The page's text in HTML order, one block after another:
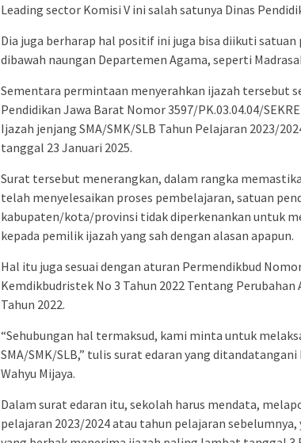
Leading sector Komisi V ini salah satunya Dinas
Dia juga berharap hal positif ini juga bisa diikuti satuan
dibawah naungan Departemen Agama, seperti
Sementara permintaan menyerahkan ijazah tersebut
Pendidikan Jawa Barat Nomor 3597/PK.03.04.04/
Ijazah jenjang SMA/SMK/SLB Tahun Pelajaran 2023/
tanggal 23 Januari 2025.
Surat tersebut menerangkan, dalam rangka
telah menyelesaikan proses pembelajaran, satuan
kabupaten/kota/provinsi tidak diperkenankan untuk
kepada pemilik ijazah yang sah dengan alasan apapun.
Hal itu juga sesuai dengan aturan Permendikbud
Kemdikbudristek No 3 Tahun 2022 Tentang
Tahun 2022.
“Sehubungan hal termaksud, kami minta untuk
SMA/SMK/SLB,” tulis surat edaran yang
Wahyu Mijaya.
Dalam surat edaran itu, sekolah harus mendata,
pelajaran 2023/2024 atau tahun pelajaran